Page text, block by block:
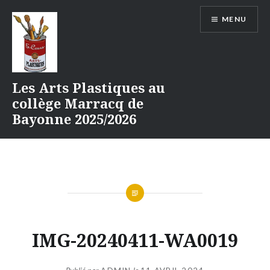
contenu
Les Arts Plastiques au
collège Marracq de
Bayonne 2025/2026
MENU
IMG-20240411-WA0019